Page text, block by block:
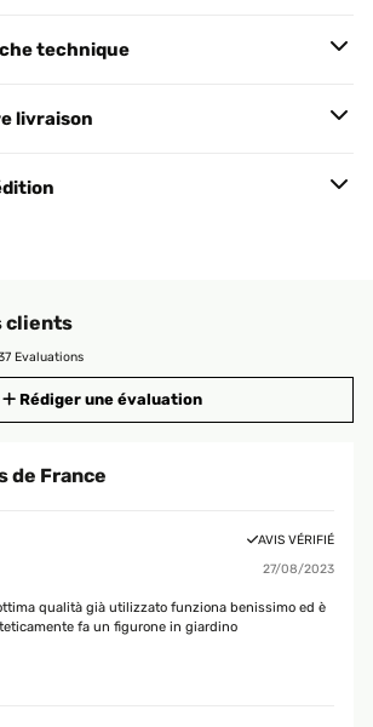
technique
livraison
clients
Evaluations
Rédiger une évaluation
de France
AVIS VÉRIFIÉ
27/08/2023
qualità già utilizzato funziona benissimo ed è
fa un figurone in giardino